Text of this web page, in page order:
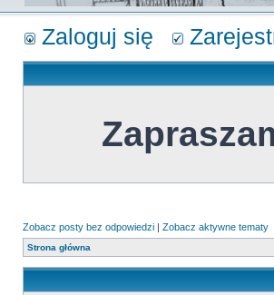
Zaloguj się
Zobacz posty bez odpowiedzi | Zobacz aktywne tematy
Strona główna